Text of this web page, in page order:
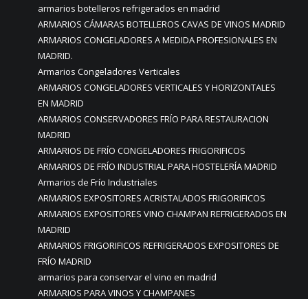
armarios botelleros refrigerados en madrid
ARMARIOS CÁMARAS BOTELLEROS CAVAS DE VINOS MADRID
ARMARIOS CONGELADORES A MEDIDA PROFESIONALES EN
MADRID.
Armarios Congeladores Verticales
ARMARIOS CONGELADORES VERTICALES Y HORIZONTALES
EN MADRID
ARMARIOS CONSERVADORES FRÍO PARA RESTAURACION
MADRID
ARMARIOS DE FRÍO CONGELADORES FRIGORIFICOS
ARMARIOS DE FRÍO INDUSTRIAL PARA HOSTELERÍA MADRID
Armarios de Frío Industriales
ARMARIOS EXPOSITORES ACRISTALADOS FRIGORIFICOS
ARMARIOS EXPOSITORES VINO CHAMPAN REFRIGERADOS EN
MADRID
ARMARIOS FRIGORIFICOS REFRIGERADOS EXPOSITORES DE
FRÍO MADRID
armarios para conservar el vino en madrid
ARMARIOS PARA VINOS Y CHAMPANES